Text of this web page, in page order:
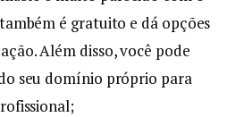
é gratuito e dá opções
Além disso, você pode
seu domínio próprio para